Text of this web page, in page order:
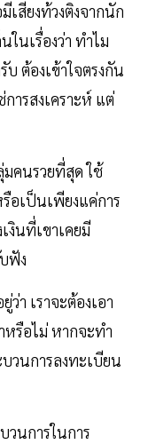
เสียงท้วงติงจากนัก
ในเรื่องว่า ทำไม
ต้องเข้าใจตรงกัน
ารสงเคราะห์ แต่
มคนรวยที่สุด ใช้
อเป็นเพียงแค่การ
งินที่เขาเคยมี
ฟัง
า เราจะต้องเอา
รือไม่ หากจะทำ
บวนการลงทะเบียน
วนการในการ